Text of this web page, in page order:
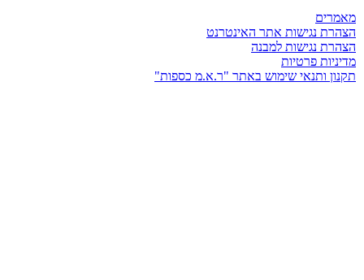
מאמרים
הצהרת נגישות אתר האינטרנט
הצהרת נגישות למבנה
מדיניות פרטיות
תקנון ותנאי שימוש באתר "ר.א.מ כספות"